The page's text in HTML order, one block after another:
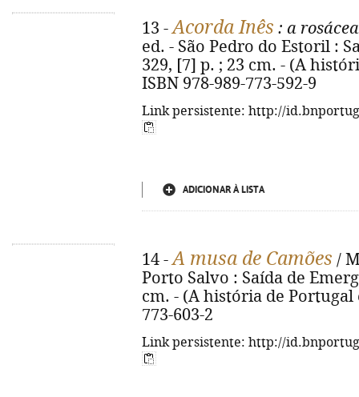
13 -Acorda Inês : a rosácea
ed. - São Pedro do Estoril :
329, [7] p. ; 23 cm. - (A
ISBN 978-989-773-592-9
Link persistente: http://
ADICIONAR À LISTA
14 -A musa de Camões /
Porto Salvo : Saída de
cm. - (A história de Portugal
773-603-2
Link persistente: http://